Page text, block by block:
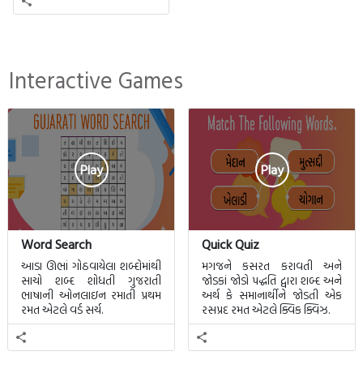
Interactive Games
Play
Word Search
આડા ઊભાં ગોઠવાયેલા શબ્દોમાંથી
સાચો શબ્દ શોધતી ગુજરાતી
ભાષાની ઓનલાઇન રમાતી પ્રથમ
રમત એટલે વર્ડ સર્ચ.
Play
Quick Quiz
મગજને કસરત કરાવતી અને
જોડકાં જોડો પદ્ધતિ દ્વારા શબ્દ અને
અર્થ કે સમાનાર્થીને જોડતી એક
રસપ્રદ રમત એટલે ક્વિક ક્વિઝ.